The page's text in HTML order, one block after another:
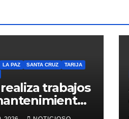
LA PAZ SANTA CRUZ
TARIJA
trabajos
vial